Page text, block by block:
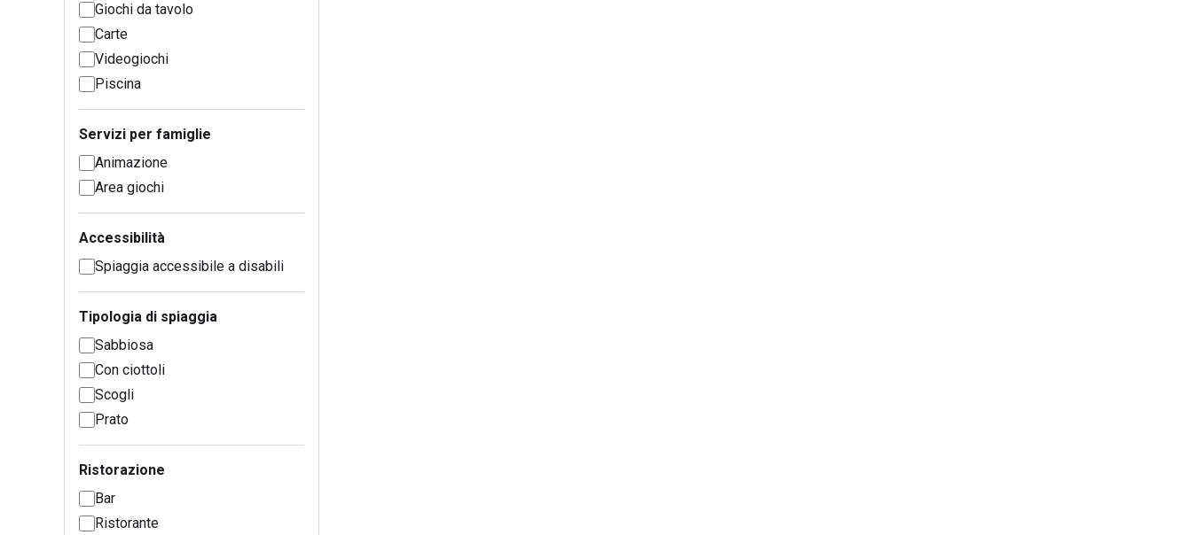
Giochi da tavolo
Carte
Videogiochi
Piscina
Servizi per famiglie
Animazione
Area giochi
Accessibilità
Spiaggia accessibile a disabili
Tipologia di spiaggia
Sabbiosa
Con ciottoli
Scogli
Prato
Ristorazione
Bar
Ristorante